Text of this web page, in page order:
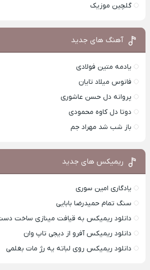
گلچین موزیک
آهنگ های جدید
یادمه متین فولادی
فانوس میلاد تایان
پروانه دل حسن عاشوری
دوتا دل کاوه محمودی
باز شب شد مهراد جم
ریمیکس های جدید
یادگاری امین سوری
سنگ تمام حمیدرضا بابایی
دانلود ریمیکس به قیافت مینازی ساخت دست
دانلود ریمیکس آفرو از ديجی تاپ وان
دانلود ریمیکس روی لباته یه رژ مات بغلمی